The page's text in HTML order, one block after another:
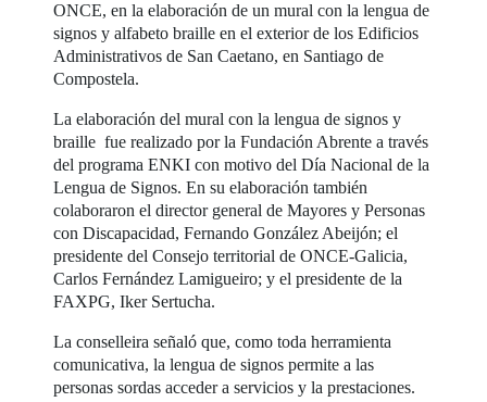
ONCE, en la elaboración de un mural con la lengua de
signos y alfabeto braille en el exterior de los Edificios
Administrativos de San Caetano, en Santiago de
Compostela.
La elaboración del mural con la lengua de signos y
braille fue realizado por la Fundación Abrente a través
del programa ENKI con motivo del Día Nacional de la
Lengua de Signos. En su elaboración también
colaboraron el director general de Mayores y Personas
con Discapacidad, Fernando González Abeijón; el
presidente del Consejo territorial de ONCE-Galicia,
Carlos Fernández Lamigueiro; y el presidente de la
FAXPG, Iker Sertucha.
La conselleira señaló que, como toda herramienta
comunicativa, la lengua de signos permite a las
personas sordas acceder a servicios y la prestaciones.